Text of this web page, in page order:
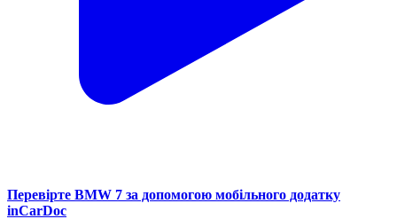
Перевірте BMW 7 за допомогою мобільного додатку
inCarDoc